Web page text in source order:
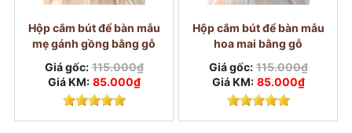
Hộp cắm bút để bàn mẫu
mẹ gánh gồng bằng gỗ
Giá gốc: 115.000₫
Giá KM: 85.000₫
Hộp cắm bút để bàn mẫu
hoa mai bằng gỗ
Giá gốc: 115.000₫
Giá KM: 85.000₫